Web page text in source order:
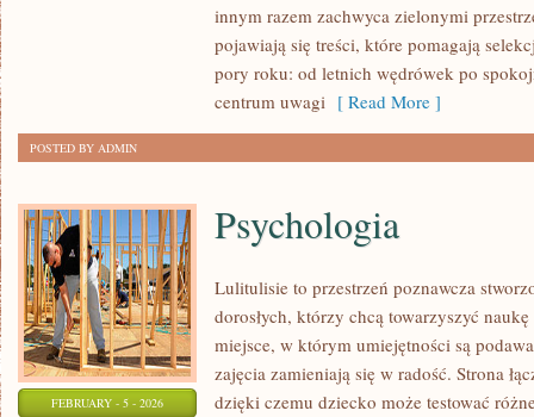
REKREACJA
innym razem zachwyca zielonymi
pojawiają się treści, które pomagają
pory roku: od letnich wędrówek po
centrum uwagi [ Read More ]
POSTED BY ADMIN
FEBRUARY - 5 - 2026
Psychologia
Lulitulisie to przestrzeń poznawcza
dorosłych, którzy chcą towarzyszyć
miejsce, w którym umiejętności są
zajęcia zamieniają się w radość. Strona
dzięki czemu dziecko może testować